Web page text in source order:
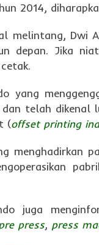
2014,
melintang, Dwi
depan. Jika
yang
telah dikenal
(offset printing
menghadirkan
juga
press, press